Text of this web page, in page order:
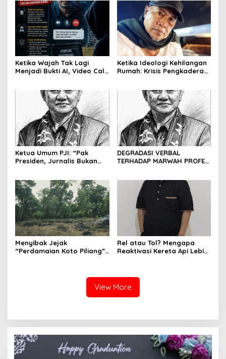
Ketika Wajah Tak Lagi
Menjadi Bukti AI, Video Call,
Ketika Ideologi Kehilangan
Rumah: Krisis Pengkaderan
Kepemimpinan yang
Kehilangan Arah
Ketua Umum PJI: “Pak
Presiden, Jurnalis Bukan
DEGRADASI VERBAL
TERHADAP MARWAH PROFESI
OKNUM ADVOKAT HOTMAN
PARIS HUTAPEA
Menyibak Jejak
“Perdamaian Koto Piliang”:
Rel atau Tol? Mengapa
Reaktivasi Kereta Api Lebih
View More